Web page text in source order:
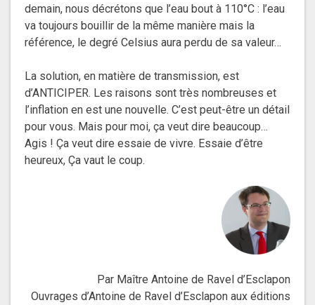
demain, nous décrétons que l’eau bout à 110°C : l’eau
va toujours bouillir de la même manière mais la
référence, le degré Celsius aura perdu de sa valeur…
La solution, en matière de transmission, est
d’ANTICIPER. Les raisons sont très nombreuses et
l’inflation en est une nouvelle. C’est peut-être un détail
pour vous. Mais pour moi, ça veut dire beaucoup…
Agis ! Ça veut dire essaie de vivre. Essaie d’être
heureux, Ça vaut le coup.
Par Maître Antoine de Ravel d’Esclapon
Ouvrages d’Antoine de Ravel d’Esclapon aux éditions